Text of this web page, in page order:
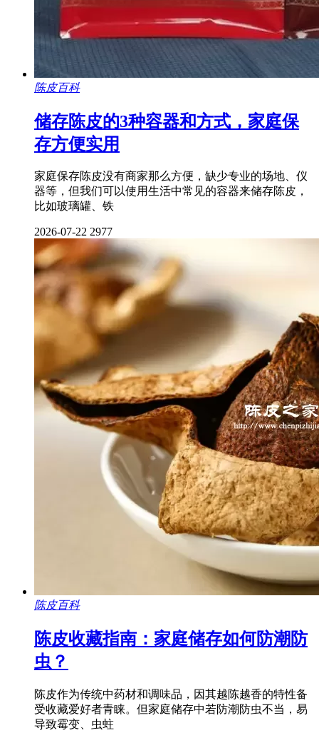
陈皮百科
储存陈皮的3种容器和方式，家庭保
存方便实用
家庭保存陈皮没有商家那么方便，缺少专业的场地、仪
器等，但我们可以使用生活中常见的容器来储存陈皮，
比如玻璃罐、铁
2026-07-22 2977
陈皮百科
陈皮收藏指南：家庭储存如何防潮防
虫？
陈皮作为传统中药材和调味品，因其越陈越香的特性备
受收藏爱好者青睐。但家庭储存中若防潮防虫不当，易
导致霉变、虫蛀